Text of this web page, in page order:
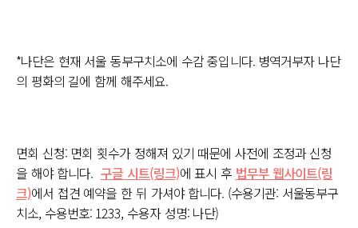
*나단은 현재 서울 동부구치소에 수감 중입니다. 병역거부자 나단
의 평화의 길에 함께 해주세요.
면회 신청: 면회 횟수가 정해져 있기 때문에 사전에 조정과 신청
을 해야 합니다. 구글 시트(링크)에 표시 후 법무부 웹사이트(링
크)에서 접견 예약을 한 뒤 가셔야 합니다. (수용기관: 서울동부구
치소, 수용번호: 1233, 수용자 성명: 나단)